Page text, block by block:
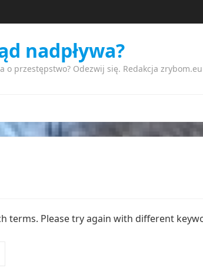
nadpływa?
o przestępstwo? Odezwij się. Redakcja
terms. Please try again with different